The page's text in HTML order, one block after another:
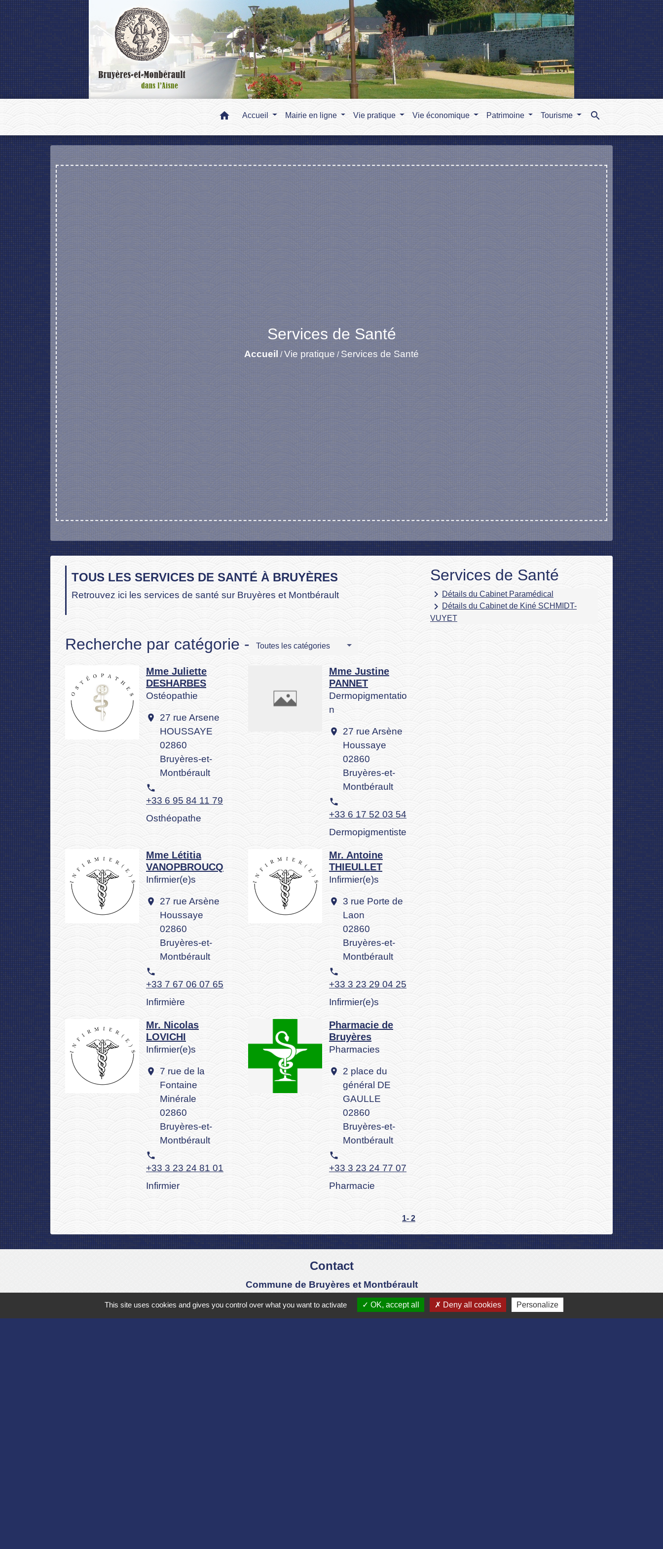
home Accueil Mairie en ligne Vie pratique Vie économique Patrimoine Tourisme search
Services de Santé
Accueil /Vie pratique / Services de Santé
TOUS LES SERVICES DE SANTÉ À BRUYÈRES
Retrouvez ici les services de santé sur Bruyères et Montbérault
Recherche par catégorie - Toutes les catégories
Mme Juliette
DESHARBES
Ostéopathie
location_on
27 rue Arsene
HOUSSAYE
02860
Bruyères-et-
Montbérault
phone
+33 6 95 84 11 79
Osthéopathe
Mme Justine
PANNET
Dermopigmentatio
n
location_on
27 rue Arsène
Houssaye
02860
Bruyères-et-
Montbérault
phone
+33 6 17 52 03 54
Dermopigmentiste
Mme Létitia
VANOPBROUCQ
Infirmier(e)s
location_on
27 rue Arsène
Houssaye
02860
Bruyères-et-
Montbérault
phone
+33 7 67 06 07 65
Infirmière
Mr. Antoine
THIEULLET
Infirmier(e)s
location_on 3 rue Porte de
Laon
02860
Bruyères-et-
Montbérault
phone
+33 3 23 29 04 25
Infirmier(e)s
Mr. Nicolas
LOVICHI
Infirmier(e)s
location_on
7 rue de la
Fontaine
Minérale
02860
Bruyères-et-
Montbérault
phone
+33 3 23 24 81 01
Infirmier
Pharmacie de
Bruyères
Pharmacies
location_on
2 place du
général DE
GAULLE
02860
Bruyères-et-
Montbérault
phone
+33 3 23 24 77 07
Pharmacie
1- 2
Services de Santé
keyboard_arrow_right Détails du Cabinet Paramédical
keyboard_arrow_right Détails du Cabinet de Kiné SCHMIDT-
VUYET
Contact
Commune de Bruyères et Montbérault
Place du Général de Gaulle
02860 Bruyères-et-Montbérault - FRANCE
This site uses cookies and gives you control over what you want to activate OK, accept all Deny all cookies Personalize